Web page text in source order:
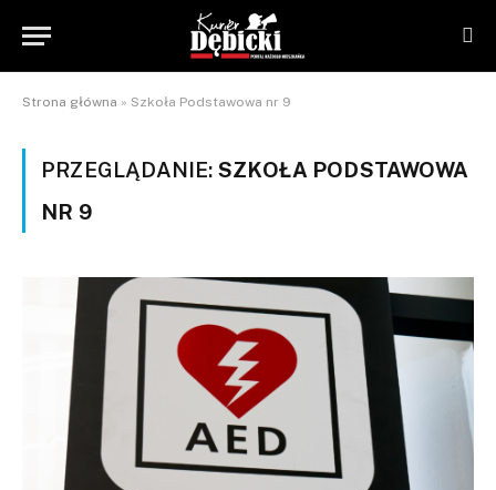
Strona główna » Szkoła Podstawowa nr 9
PRZEGLĄDANIE: SZKOŁA PODSTAWOWA
NR 9